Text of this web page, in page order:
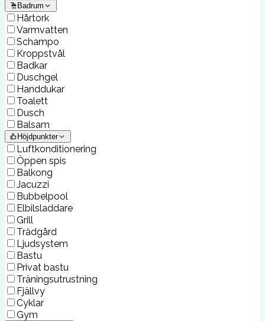
Badrum
Hårtork
Varmvatten
Schampo
Kroppstvål
Badkar
Duschgel
Handdukar
Toalett
Dusch
Balsam
Höjdpunkter
Luftkonditionering
Öppen spis
Balkong
Jacuzzi
Bubbelpool
Elbilsladdare
Grill
Trädgård
Ljudsystem
Bastu
Privat bastu
Träningsutrustning
Fjällvy
Cyklar
Gym